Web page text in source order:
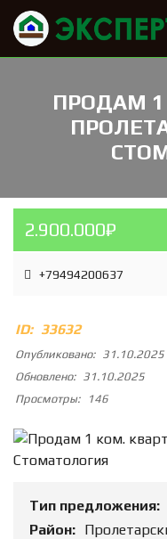
ПРОДАМ
2.900.000₽
+79494200637
ID: 33632
Опубликовано: 31.10.2025
Обновлено: 31.10.2025
Просмотры:
146
Тип предложения:
Район: